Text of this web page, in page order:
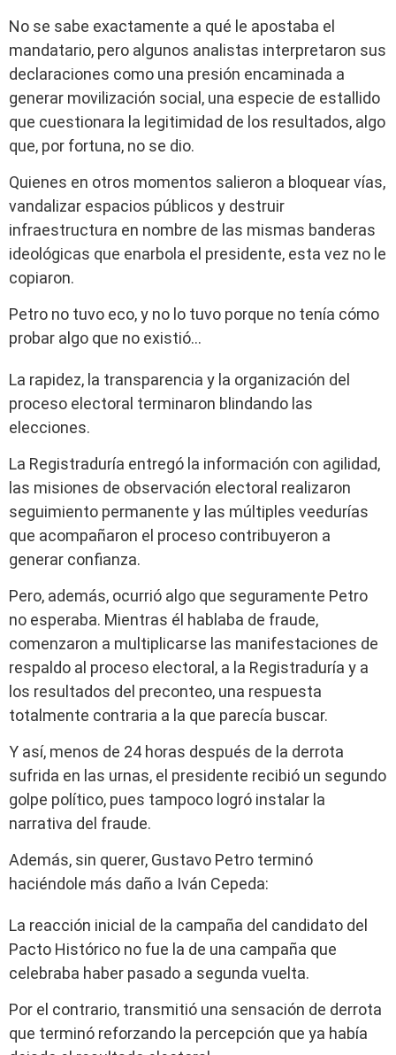
No se sabe exactamente a qué le apostaba el
mandatario, pero algunos analistas interpretaron sus
declaraciones como una presión encaminada a
generar movilización social, una especie de estallido
que cuestionara la legitimidad de los resultados, algo
que, por fortuna, no se dio.
Quienes en otros momentos salieron a bloquear vías,
vandalizar espacios públicos y destruir
infraestructura en nombre de las mismas banderas
ideológicas que enarbola el presidente, esta vez no le
copiaron.
Petro no tuvo eco, y no lo tuvo porque no tenía cómo
probar algo que no existió…
La rapidez, la transparencia y la organización del
proceso electoral terminaron blindando las
elecciones.
La Registraduría entregó la información con agilidad,
las misiones de observación electoral realizaron
seguimiento permanente y las múltiples veedurías
que acompañaron el proceso contribuyeron a
generar confianza.
Pero, además, ocurrió algo que seguramente Petro
no esperaba. Mientras él hablaba de fraude,
comenzaron a multiplicarse las manifestaciones de
respaldo al proceso electoral, a la Registraduría y a
los resultados del preconteo, una respuesta
totalmente contraria a la que parecía buscar.
Y así, menos de 24 horas después de la derrota
sufrida en las urnas, el presidente recibió un segundo
golpe político, pues tampoco logró instalar la
narrativa del fraude.
Además, sin querer, Gustavo Petro terminó
haciéndole más daño a Iván Cepeda:
La reacción inicial de la campaña del candidato del
Pacto Histórico no fue la de una campaña que
celebraba haber pasado a segunda vuelta.
Por el contrario, transmitió una sensación de derrota
que terminó reforzando la percepción que ya había